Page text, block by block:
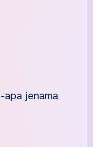
apa jenama